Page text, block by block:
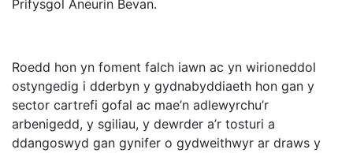
Prifysgol Aneurin Bevan.
Roedd hon yn foment falch iawn ac yn wirioneddol
ostyngedig i dderbyn y gydnabyddiaeth hon gan y
sector cartrefi gofal ac mae’n adlewyrchu’r
arbenigedd, y sgiliau, y dewrder a’r tosturi a
ddangoswyd gan gynifer o gydweithwyr ar draws y